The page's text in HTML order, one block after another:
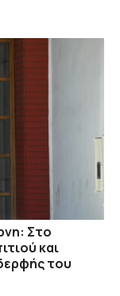
Στο
και
του